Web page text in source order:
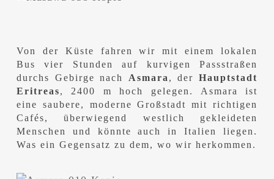
Von der Küste fahren wir mit einem lokalen
Bus vier Stunden auf kurvigen Passstraßen
durchs Gebirge nach Asmara, derHauptstadt
Eritreas, 2400 m hoch gelegen. Asmara ist
eine saubere, moderne Großstadt mit richtigen
Cafés, überwiegend westlich gekleideten
Menschen und könnte auch in Italien liegen.
Was ein Gegensatz zu dem, wo wir herkommen.